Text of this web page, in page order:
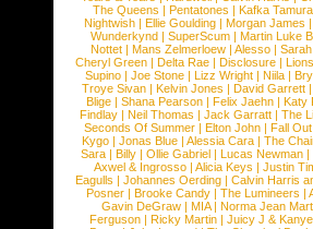
The Queens | Pentatones | Kafka Tamura
Nightwish |Ellie Goulding |Morgan James
Wunderkynd | SuperScum | Martin Luke
Nottet |Mans Zelmerloew |Alesso |
Cheryl Green |Delta Rae |Disclosure |
Supino |Joe Stone |Lizz Wright |Niila |
Troye Sivan | Kelvin Jones | David Garrett
Blige | Shana Pearson | Felix Jaehn | Katy
Findlay |Neil Thomas |Jack Garratt |The
Seconds Of Summer |Elton John |Fall
Kygo |Jonas Blue |Alessia Cara |The
Sara |Billy |Ollie Gabriel |Lucas Newman |
Axwel & Ingrosso | Alicia Keys | Justin
Eagulls |Johannes Oerding |Calvin Harris
Posner |Brooke Candy |The Lumineers |
Gavin DeGraw | MIA| Norma Jean
Ferguson | Ricky Martin | Juicy J &